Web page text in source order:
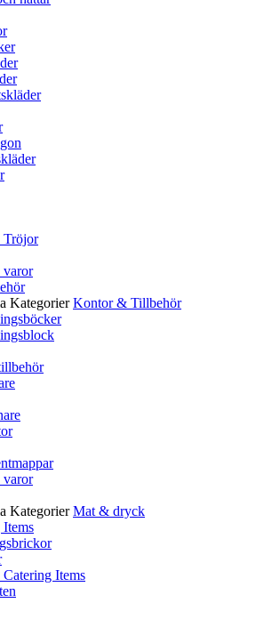
Tröjor
varor
Kategorier Kontor & Tillbehör
varor
Kategorier Mat & dryck
Items
Items